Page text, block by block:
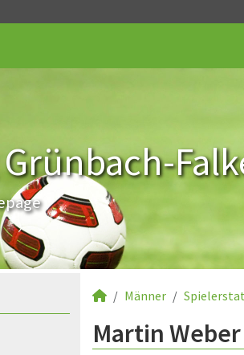
Männer
Martin